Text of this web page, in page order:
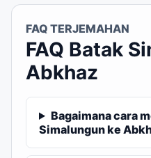
FAQ TERJEMAHAN
FAQ Batak
Abkhaz
Bagaimana cara
Simalungun ke